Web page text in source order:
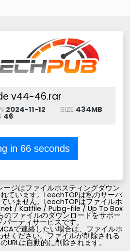
v44-46.rar
2024-11-12 SIZE 434MB
46
in 66seconds
ジはファイルホスティングダウン
ています。LeechTOPは私のサーバ
いません。LeechTOPはファイルホ
/ Katfile / Pubg-file / Up To Box
のファイルのダウンロードをサポー
パーティサービスです。
で連絡したい場合は、ファイルホ
ください。ファイルが削除される
URLは自動的に削除されます。